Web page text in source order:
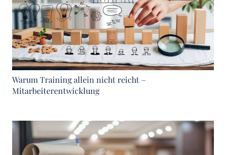
Warum Training allein nicht reicht –
Mitarbeiterentwicklung